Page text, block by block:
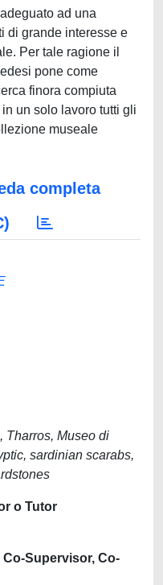
ad una
di grande interesse e
Per tale ragione il
pone come
finora compiuta
un solo lavoro tutti gli
museale
completa
Tharros, Museo di
sardinian scarabs,
o Tutor
Supervisor, Co-